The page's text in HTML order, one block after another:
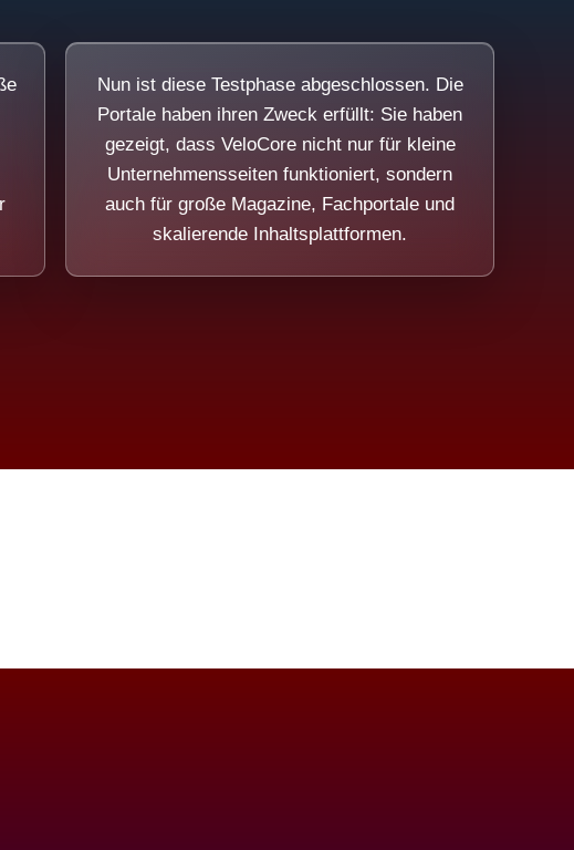
Nun ist diese Testphase abgeschlossen. Die
Portale haben ihren Zweck erfüllt: Sie haben
gezeigt, dass VeloCore nicht nur für kleine
Unternehmensseiten funktioniert, sondern
auch für große Magazine, Fachportale und
skalierende Inhaltsplattformen.